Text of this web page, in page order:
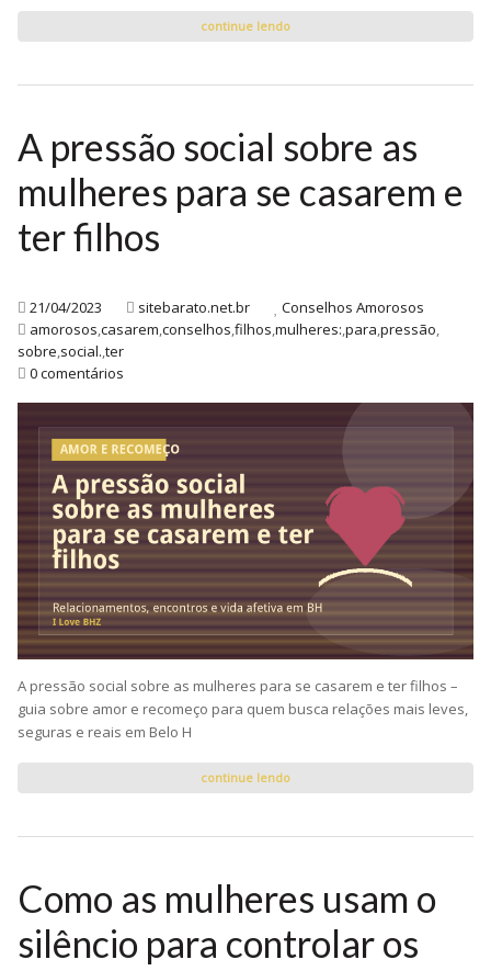
continue lendo
A pressão social sobre as
mulheres para se casarem e
ter filhos
21/04/2023 sitebarato.net.br
Conselhos Amorosos
amorosos,casarem,conselhos,filhos,mulheres:,para,pressão,
sobre,social.,ter
0 comentários
A pressão social sobre as mulheres para se casarem e ter filhos –
guia sobre amor e recomeço para quem busca relações mais leves,
seguras e reais em Belo H
continue lendo
Como as mulheres usam o
silêncio para controlar os